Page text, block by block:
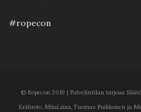
#ropecon
© Ropecon 2019 | Palvelintilan tarjoaa
Eräluoto, MiiaLiina, Tuomas Puikkonen ja